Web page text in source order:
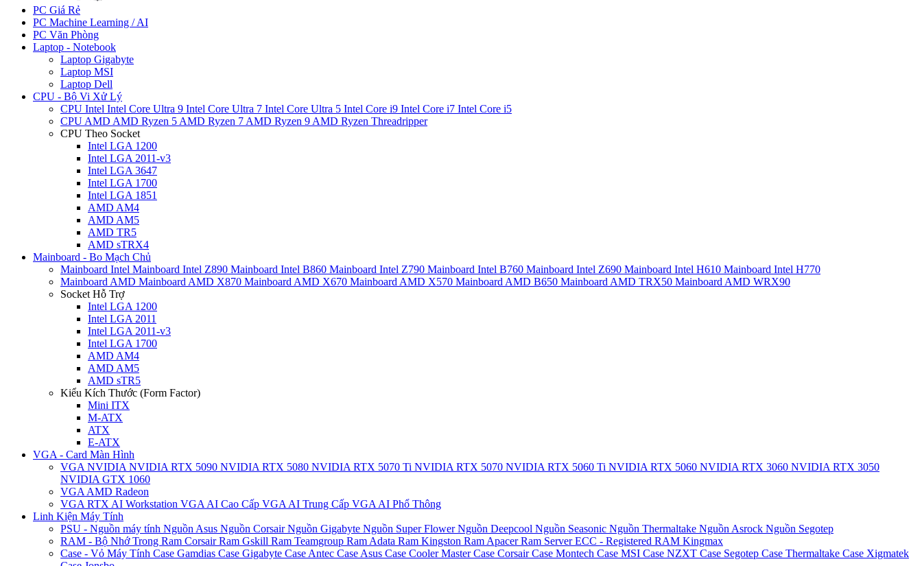
PC Giá Rẻ
PC Machine Learning / AI
PC Văn Phòng
Laptop - Notebook
Laptop Gigabyte
Laptop MSI
Laptop Dell
CPU - Bộ Vi Xử Lý
CPU Intel Intel Core Ultra 9 Intel Core Ultra 7 Intel Core Ultra 5 Intel Core i9 Intel Core i7 Intel Core i5
CPU AMD AMD Ryzen 5 AMD Ryzen 7 AMD Ryzen 9 AMD Ryzen Threadripper
CPU Theo Socket
Intel LGA 1200
Intel LGA 2011-v3
Intel LGA 3647
Intel LGA 1700
Intel LGA 1851
AMD AM4
AMD AM5
AMD TR5
AMD sTRX4
Mainboard - Bo Mạch Chủ
Mainboard Intel Mainboard Intel Z890 Mainboard Intel B860 Mainboard Intel Z790 Mainboard Intel B760 Mainboard Intel Z690 Mainboard Intel H610 Mainboard Intel H770
Mainboard AMD Mainboard AMD X870 Mainboard AMD X670 Mainboard AMD X570 Mainboard AMD B650 Mainboard AMD TRX50 Mainboard AMD WRX90
Socket Hỗ Trợ
Intel LGA 1200
Intel LGA 2011
Intel LGA 2011-v3
Intel LGA 1700
AMD AM4
AMD AM5
AMD sTR5
Kiểu Kích Thước (Form Factor)
Mini ITX
M-ATX
ATX
E-ATX
VGA - Card Màn Hình
VGA NVIDIA NVIDIA RTX 5090 NVIDIA RTX 5080 NVIDIA RTX 5070 Ti NVIDIA RTX 5070 NVIDIA RTX 5060 Ti NVIDIA RTX 5060 NVIDIA RTX 3060 NVIDIA RTX 3050
NVIDIA GTX 1060
VGA AMD Radeon
VGA RTX AI Workstation VGA AI Cao Cấp VGA AI Trung Cấp VGA AI Phổ Thông
Linh Kiện Máy Tính
PSU - Nguồn máy tính Nguồn Asus Nguồn CorsairNguồn Gigabyte Nguồn Super FlowerNguồn Deepcool Nguồn Seasonic Nguồn Thermaltake Nguồn Asrock Nguồn Segotep
RAM - Bộ Nhớ Trong Ram CorsairRam Gskill Ram Teamgroup Ram Adata Ram Kingston Ram ApacerRam Server ECC - Registered RAM Kingmax
Case - Vỏ Máy Tính Case Gamdias Case Gigabyte Case Antec Case Asus Case Cooler MasterCase CorsairCase Montech Case MSI Case NZXT Case Segotep Case Thermaltake Case Xigmatek